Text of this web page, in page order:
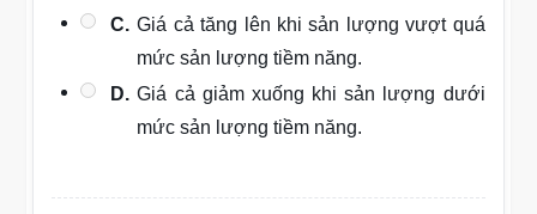
C. Giá cả tăng lên khi sản lượng vượt quá
mức sản lượng tiềm năng.
D. Giá cả giảm xuống khi sản lượng dưới
mức sản lượng tiềm năng.